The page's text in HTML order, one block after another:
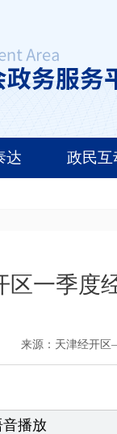
达 政民互
一季度
来源：天津经开区
播放